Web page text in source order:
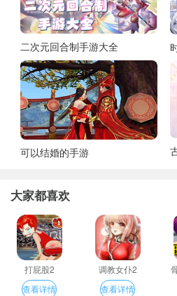
二次元回合制手游大全
可以结婚的手游
大家都喜欢
打屁股2
查看详情
调教女仆2
查看详情